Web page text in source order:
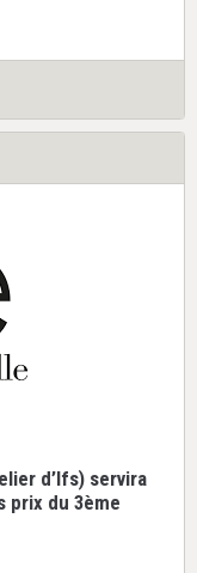
d’Ifs) servira
prix du 3ème